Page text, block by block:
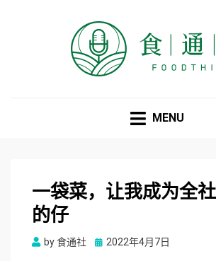
MENU
一袋菜，让我成为全
的仔
by食通社
Posted
2022年4月7日